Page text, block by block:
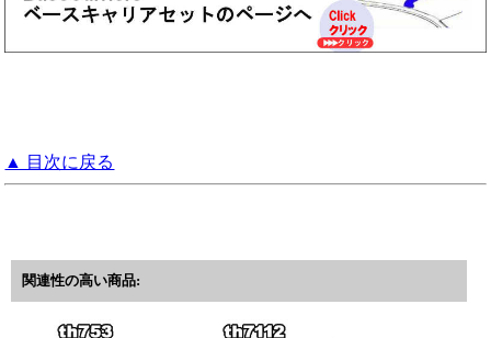
▲ 目次に戻る
関連性の高い商品: